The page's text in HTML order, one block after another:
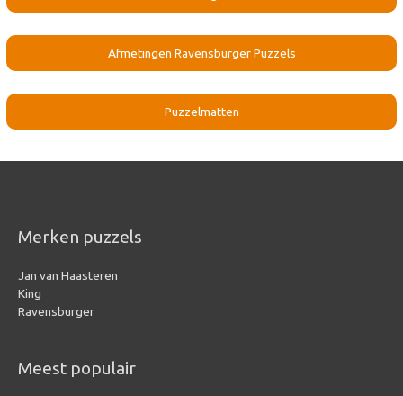
Afmetingen Ravensburger Puzzels
Puzzelmatten
Merken puzzels
Jan van Haasteren
King
Ravensburger
Meest populair